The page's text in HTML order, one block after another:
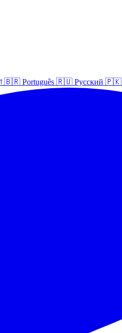
🇧🇷 Português 🇷🇺 Русский 🇵🇰